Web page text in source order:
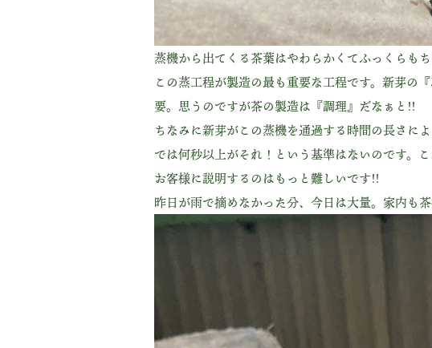
蒸機から出てくる茶葉はやわらかくてふっくらも
この蒸工程が製造の最も重要な工程です。新芽の
要。思うのですが茶の製造は『調理』だなぁと!!
ちなみに新芽がこの蒸機を通過する時間の長さに
では何秒以上がそれ！という基準はないのです。
お客様に説明するのはもっと難しいです!!
昨日が雨で摘めなかった分、今日は大量。家内も